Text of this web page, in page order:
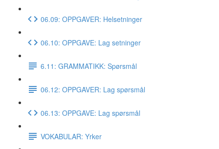
06.09: OPPGAVER: Helsetninger
06.10: OPPGAVE: Lag setninger
6.11: GRAMMATIKK: Spørsmål
06.12: OPPGAVER: Lag spørsmål
06.13: OPPGAVE: Lag spørsmål
VOKABULAR: Yrker